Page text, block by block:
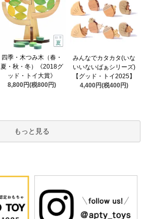
四季・木つみ木（春・
夏・秋・冬）《2018グ
ッド・トイ大賞》
8,800円(税800円)
みんなでカタカタ(いな
いいないばぁシリーズ)
【グッド・トイ2025】
4,400円(税400円)
もっと見る